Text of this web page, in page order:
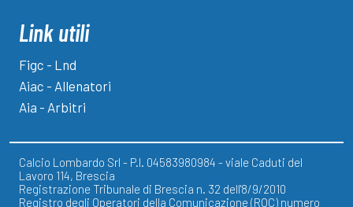
Link utili
Figc - Lnd
Aiac - Allenatori
Aia - Arbitri
Calcio Lombardo Srl - P.I. 04583980984 - viale Caduti del
Lavoro 114, Brescia
Registrazione Tribunale di Brescia n. 32 dell'8/9/2010
Registro degli Operatori della Comunicazione (ROC) numero